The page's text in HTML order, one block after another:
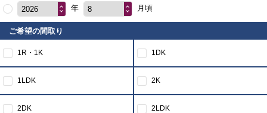
2026
年 8 月頃
ご希望の間取り
1R・1K 1DK
1LDK 2K
2DK 2LDK